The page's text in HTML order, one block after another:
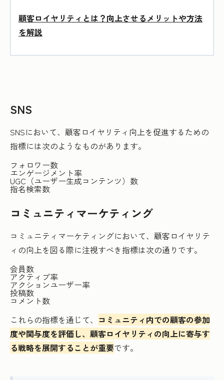
顧客ロイヤリティとは？向上させるメリットや方法
を解説
SNS
SNSにおいて、顧客ロイヤリティ向上を促進するための
指標には次のようなものがあります。
フォロワー数
エンゲージメント率
UGC（ユーザー生成コンテンツ）数
指名検索数
コミュニティマーケティング
コミュニティマーケティングにおいて、顧客ロイヤリテ
ィの向上を図る際に注視すべき指標は次の通りです。
会員数
アクティブ率
アクションユーザー率
投稿数
コメント数
これらの指標を通じて、 コミュニティ内での顧客の参加
度や関与度を評価し、顧客ロイヤリティの向上に寄与す
る戦略を展開することが重要です。